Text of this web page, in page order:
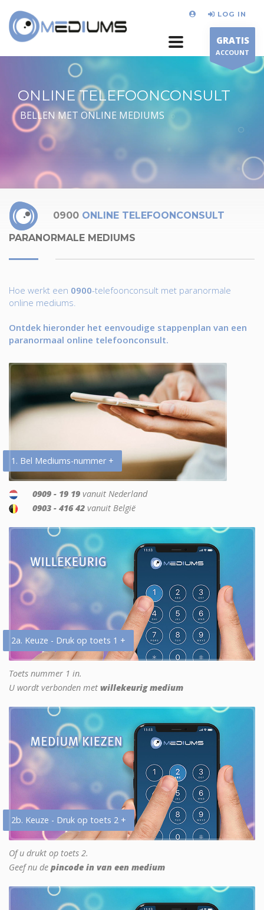
LOG IN
GRATIS
ACCOUNT
ONLINE TELEFOONCONSULT
BELLEN MET ONLINE MEDIUMS
0900 ONLINE TELEFOONCONSULT
PARANORMALE MEDIUMS
Hoe werkt een 0900-telefoonconsult met paranormale
online mediums.
Ontdek hieronder het eenvoudige stappenplan van een
paranormaal online telefoonconsult.
1. Bel Mediums-nummer +
0909 - 19 19 vanuit Nederland
0903 - 416 42 vanuit België
2a. Keuze - Druk op toets 1 +
Toets nummer 1 in.
U wordt verbonden met willekeurig medium
2b. Keuze - Druk op toets 2 +
Of u drukt op toets 2.
Geef nu de pincode in van een medium